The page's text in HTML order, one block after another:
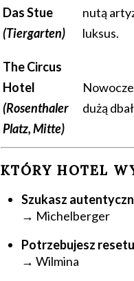
Das Stue
(Tiergarten)
nutą
luksus.
The Circus
Hotel
(Rosenthaler
Platz, Mitte)
dużą
KTÓRY HOTEL
Szukasz
→ Michelberger
Potrzebujesz
→ Wilmina